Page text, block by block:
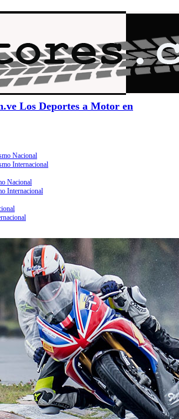
Los Deportes a Motor en
Nacional
Internacional
Nacional
Internacional